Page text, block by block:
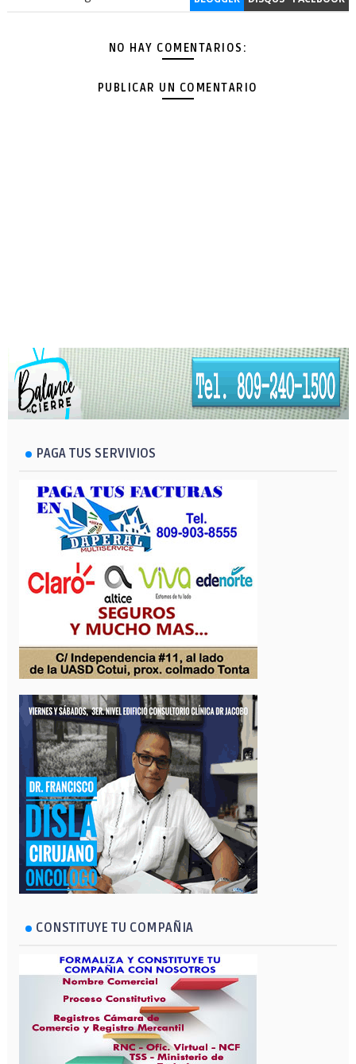
NO HAY COMENTARIOS:
PUBLICAR UN COMENTARIO
PAGA TUS SERVIVIOS
CONSTITUYE TU COMPAÑIA